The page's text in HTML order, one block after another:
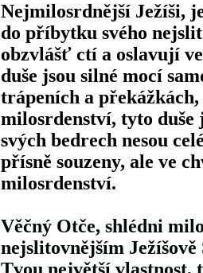
Nejmilosrdnější Ježíši,
do příbytku svého
obzvlášť ctí a oslavují
duše jsou silné mocí
trápeních a
milosrdenství, tyto duše
svých bedrech nesou
přísně souzeny, ale ve
milosrdenství.
Věčný Otče, shlédni
nejslitovnějším